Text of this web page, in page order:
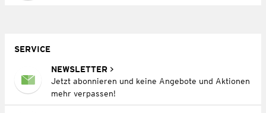
SERVICE
NEWSLETTER
Jetzt abonnieren und keine Angebote und Aktionen
mehr verpassen!